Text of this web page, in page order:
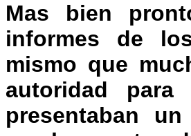
Mas bien
informes de
mismo que
autoridad
presentaban